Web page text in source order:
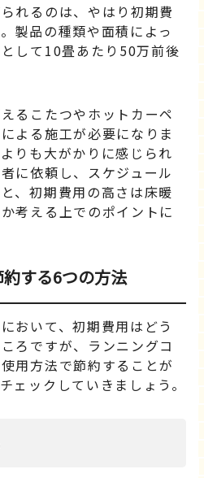
れるのは、やはり初期費
製品の種類や面積によっ
して10畳あたり50万前後
るこたつやホットカーペ
よる施工が必要になりま
りも大がかりに感じられ
に依頼し、スケジュール
、初期費用の高さは床暖
考える上でのポイントに
する6つの方法
おいて、初期費用はどう
ろですが、ランニングコ
用方法で節約することが
ェックしていきましょう。